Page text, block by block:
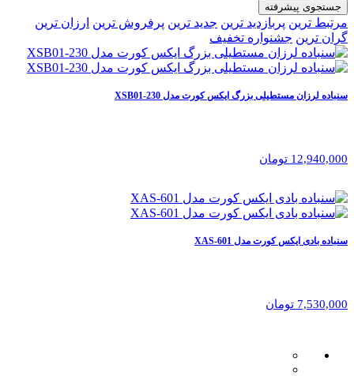
جستجوی پیشرفته
مرتبط ترین پربازدید ترین جدید ترین پرفروش ترین ارزان ترین
گران ترین جشنواره تخفیف
سنباده لرزان مستطیلی بزرگ ایکس کورت مدل XSB01-230
12,940,000 تومان
سنباده بادی ایکس کورت مدل XAS-601
7,530,000 تومان